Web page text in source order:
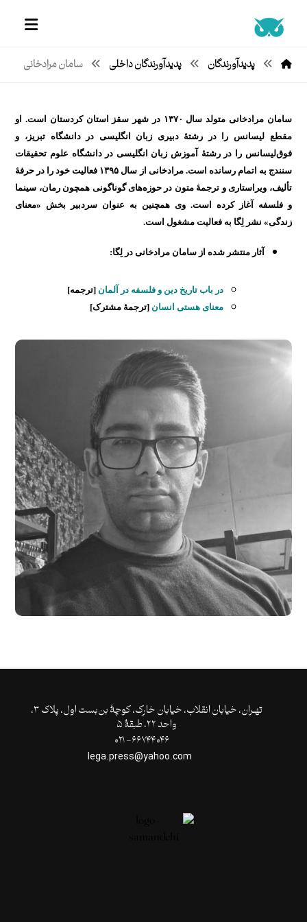
پدیدآورندگان پدیدآورندگان داخلی سامان مرادخانی
سامان مرادخانی متولد سال ۱۳۷۰ در شهر سقز استان کردستان است. او
مقطع لیسانس را در رشتۀ دبیری زبان انگلیسی در دانشگاه تبریز، و
فوق‌لیسانس را در رشتۀ آموزش زبان انگلیسی در دانشگاه علوم تحقیقات
سنندج به اتمام رسانده است. مرادخانی از سال ۱۳۹۵ فعالیت خود را در حرفۀ
تألیف، ویراستاری و ترجمۀ متون در حوزه‌های گوناگونی همچون رمان، سینما
و فلسفه آغاز کرده است. وی همچنین به عنوان سردبیر بخش «معنای
زندگی» نشر لِگا به فعالیت مشغول است.
آثار منتشر شده از سامان مرادخانی در لِگا:
در باب تاریخ دین و فلسفه در آلمان [ترجمه]
معنای هستی انسان [ترجمۀ مشترک]
تهـران،‌ خیابان انقلاب، خیابان خارک، کوچۀ بن‌بست اول، پلاک ۳،
واحد ۲۲، طبقۀ ۵